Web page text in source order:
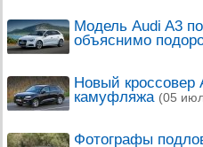
Модель Audi A3
объяснимо
Новый кроссовер
камуфляжа (05
Фотографы